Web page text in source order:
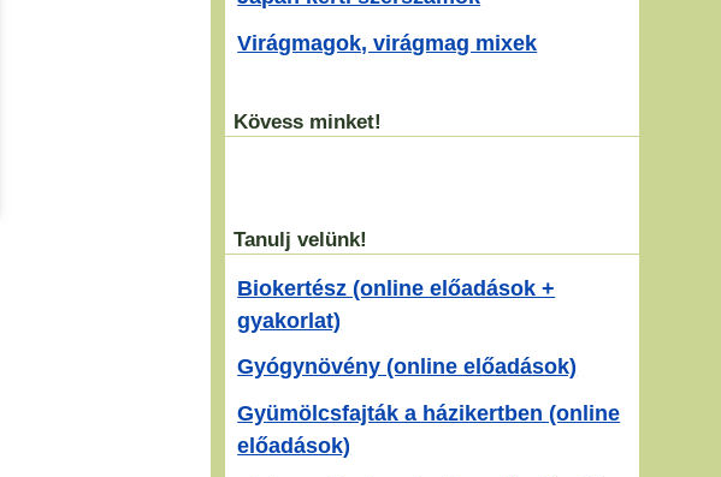
Virágmagok, virágmag mixek
Kövess minket!
Tanulj velünk!
Biokertész (online előadások +
gyakorlat)
Gyógynövény (online előadások)
Gyümölcsfajták a házikertben (online
előadások)